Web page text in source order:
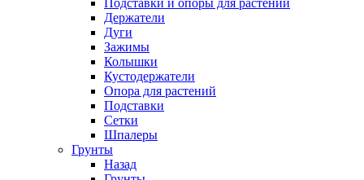
Подставки и опоры для растений
Держатели
Дуги
Зажимы
Колышки
Кустодержатели
Опора для растений
Подставки
Сетки
Шпалеры
Грунты
Назад